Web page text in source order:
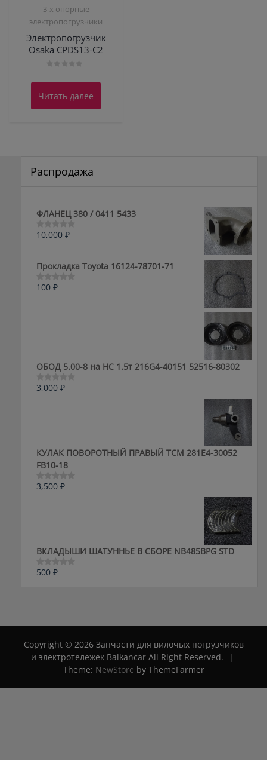
3-х опорные
электропогрузчики
Электропогрузчик
Osaka CPDS13-C2
0
5
Читать далее
Распродажа
ФЛАНЕЦ 380 / 0411 5433
Оценка
5
10,000 ₽
Прокладка Toyota 16124-78701-71
Оценка
100 ₽
ОБОД 5.00-8 на HC 1.5т 216G4-40151 52516-80302
Оценка
3,000 ₽
КУЛАК ПОВОРОТНЫЙ ПРАВЫЙ ТСМ 281E4-30052
FB10-18
Оценка
3,500 ₽
ВКЛАДЫШИ ШАТУННЬЕ В СБОРЕ NB485BPG STD
Оценка
500 ₽
Copyright © 2026 Запчасти для вилочых погрузчиков
и электротележек Balkancar All Right Reserved.
|
Theme: NewStore by ThemeFarmer